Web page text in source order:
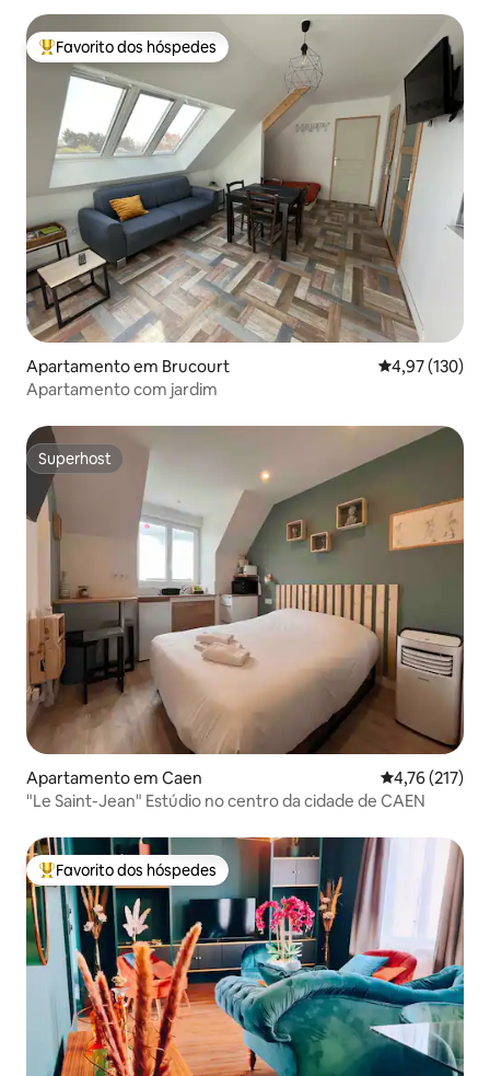
Favoritos dos hóspedes mais apreciados
Favorito dos hóspedes
Apartamento em Brucourt Classificação
4,97 (130)
Apartamento com jardim
Superhost
Superhost
Apartamento em Caen Classificação
4,76 (217)
"Le Saint-Jean" Estúdio no centro da cidade de CAEN
Favoritos dos hóspedes mais apreciados
Favorito dos hóspedes